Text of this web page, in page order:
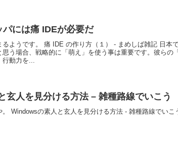
パには痛 IDEが必要だ
るようです。 痛 IDE の作り方（１） - まめしば雑記 日本
う場合、戦略的に「萌え」を使う事は重要です。彼らの
動力を...
玄人を見分ける方法 – 雑種路線でいこう
Windowsの素人と玄人を見分ける方法 - 雑種路線でいこ